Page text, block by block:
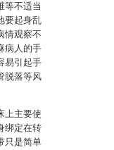
等不适当
要起身乱
情观察不
病人的手
易引起手
脱落等风
上主要使
绑定在转
只是简单